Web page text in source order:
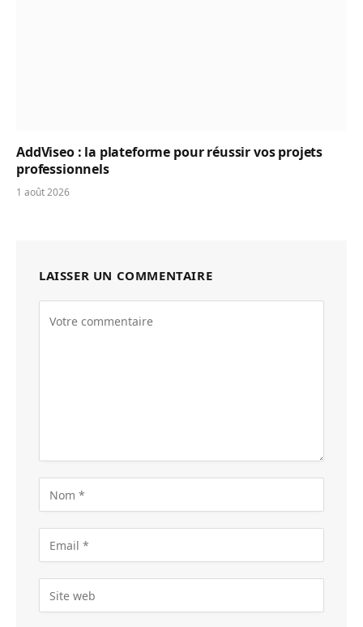
AddViseo : la plateforme pour réussir vos projets
professionnels
1 août 2026
LAISSER UN COMMENTAIRE